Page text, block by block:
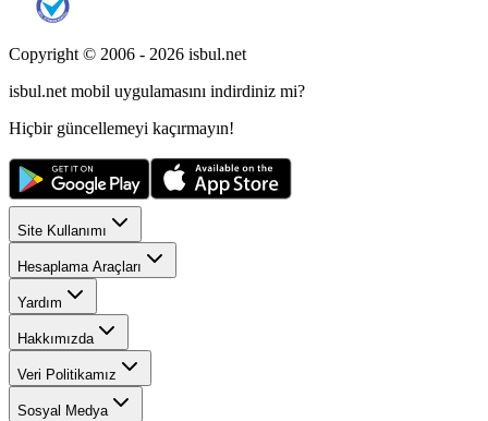
Copyright © 2006 - 2026 isbul.net
isbul.net mobil uygulamasını indirdiniz mi?
Hiçbir güncellemeyi kaçırmayın!
Site Kullanımı
Hesaplama Araçları
Yardım
Hakkımızda
Veri Politikamız
Sosyal Medya